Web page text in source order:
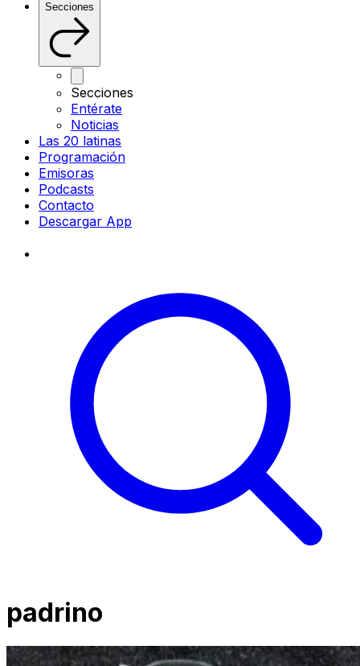
Secciones
Secciones
Entérate
Noticias
Las 20 latinas
Programación
Emisoras
Podcasts
Contacto
Descargar App
padrino